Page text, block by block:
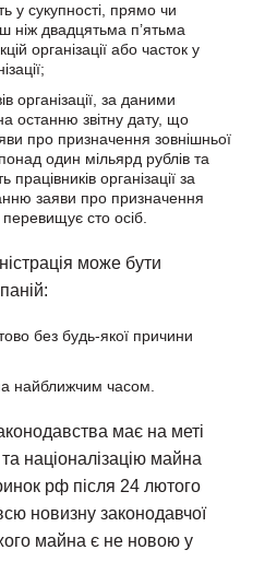
у сукупності, прямо чи
ніж двадцятьма п’ятьма
організації або часток у
організації, за даними
на останню звітну дату, що
про призначення зовнішньої
один мільярд рублів та
організації за
заяви про призначення
перевищує сто осіб.
може бути
без будь-якої причини
найближчим часом.
має на меті
націоналізацію майна
рф після 24 лютого
новизну законодавчої
майна є не новою у